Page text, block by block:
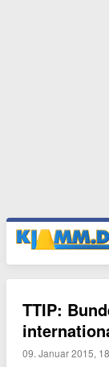
TTIP:
09. Januar 2015,